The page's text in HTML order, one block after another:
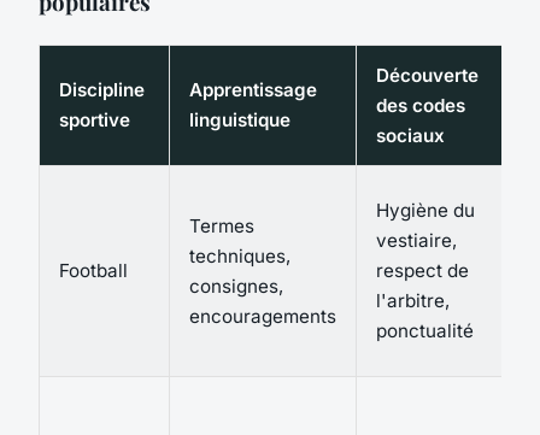
Discipline
sportive
Apprentissage
linguistique
Découverte
des codes
sociaux
Football
Termes
techniques,
consignes,
encouragements
Hygiène du
vestiaire,
respect de
l'arbitre,
ponctualité